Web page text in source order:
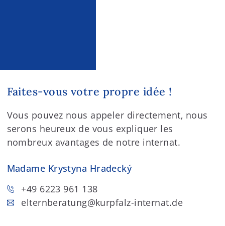
Faites-vous votre propre idée !
Vous pouvez nous appeler directement, nous
serons heureux de vous expliquer les
nombreux avantages de notre internat.
Madame Krystyna Hradecký
+49 6223 961 138
elternberatung@kurpfalz-internat.de